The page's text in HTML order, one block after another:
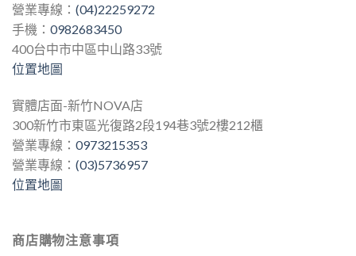
營業專線： (04)22259272
手機： 0982683450
400台中市中區中山路33號
位置地圖
實體店面-新竹NOVA店
300新竹市東區光復路2段194巷3號2樓212櫃
營業專線： 0973215353
營業專線： (03)5736957
位置地圖
商店購物注意事項